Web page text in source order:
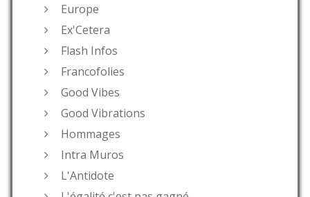
Europe
Ex'Cetera
Flash Infos
Francofolies
Good Vibes
Good Vibrations
Hommages
Intra Muros
L'Antidote